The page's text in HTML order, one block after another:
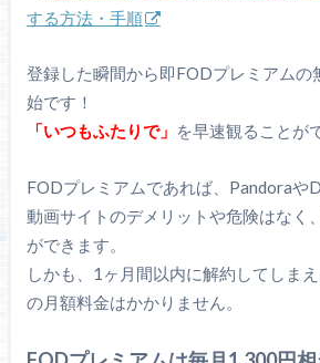
する方法・手順
登録した瞬間から即FODプレミアムの
始です！
「いつもふたりで」 を早速観ることが
FODプレミアムであれば、Pandoraや
動画サイトのデメリットや危険はなく
ができます。
しかも、1ヶ月間以内に解約してしま
の月額料金はかかりません。